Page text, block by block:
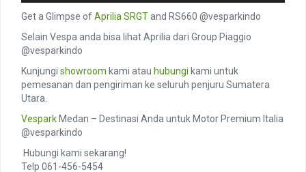
Get a Glimpse ofAprilia SRGTand RS660 @vesparkindo
Selain Vespa anda bisa lihat Aprilia dari Group Piaggio
@vesparkindo
Kunjungi showroom kami atau hubungi kami untuk
pemesanan dan pengiriman ke seluruh penjuru Sumatera
Utara.
Vespark Medan – Destinasi Anda untuk Motor Premium Italia
@vesparkindo
️ Hubungi kami sekarang!
Telp 061-456-5454